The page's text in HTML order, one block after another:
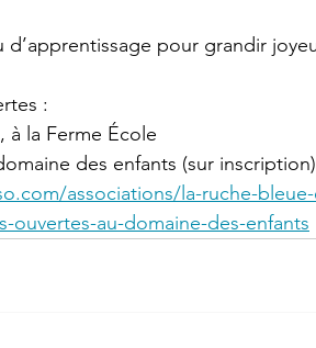
d’apprentissage pour grandir
:
à la Ferme École
domaine des enfants (sur inscription)
associations/la-ruche-
ouvertes-au-domaine-des-enfants